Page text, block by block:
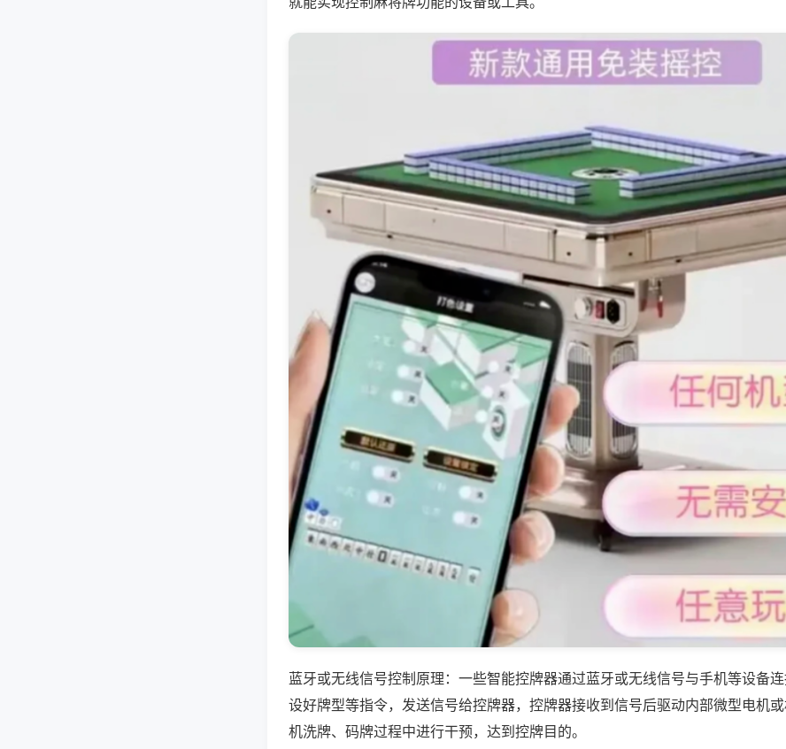
蓝牙或无线信号控制原理：一些智能控牌器通过蓝牙或无线信号与手机等设备
设好牌型等指令，发送信号给控牌器，控牌器接收到信号后驱动内部微型电机
机洗牌、码牌过程中进行干预，达到控牌目的。